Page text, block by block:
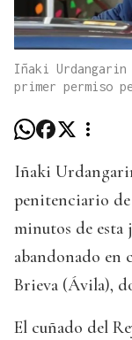
Iñaki
primer permiso
Iñaki
penitenciario de
minutos de esta
abandonado en
Brieva (Ávila),
El cuñado del